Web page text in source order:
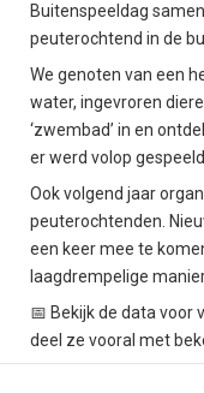
Buitenspeeldag
peuterochtend in de
We genoten van een
water, ingevroren
‘zwembad’ in en
er werd volop
Ook volgend jaar
peuterochtenden.
een keer mee te
laagdrempelige
📅 Bekijk de data voor
deel ze vooral met